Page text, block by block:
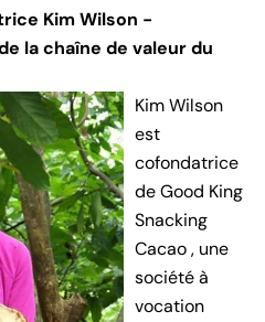
Kim Wilson -
la chaîne de valeur du
Kim Wilson
est
cofondatrice
deGood King
Snacking
Cacao, une
société à
vocation